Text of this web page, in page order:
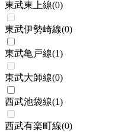
東武東上線(0)
東武伊勢崎線(0)
東武亀戸線(1)
東武大師線(0)
西武池袋線(1)
西武有楽町線(0)